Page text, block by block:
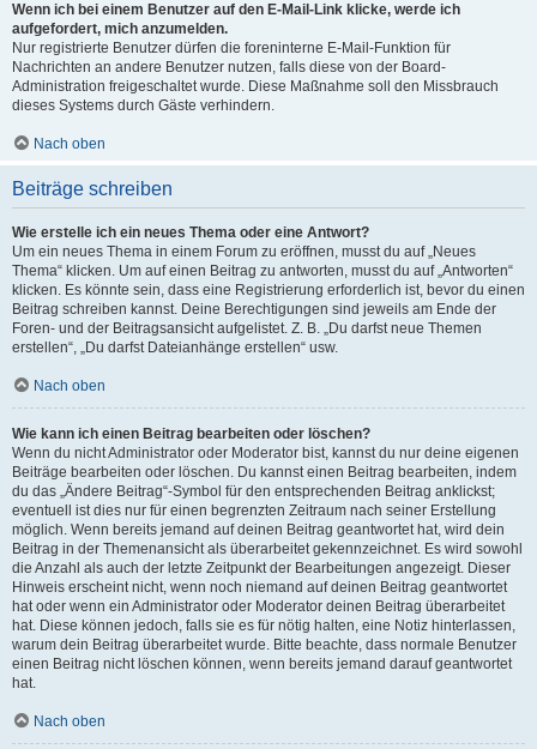
Wenn ich bei einem Benutzer auf den E-Mail-Link klicke, werde ich
aufgefordert, mich anzumelden.
Nur registrierte Benutzer dürfen die foreninterne E-Mail-Funktion für
Nachrichten an andere Benutzer nutzen, falls diese von der Board-
Administration freigeschaltet wurde. Diese Maßnahme soll den Missbrauch
dieses Systems durch Gäste verhindern.
Nach oben
Beiträge schreiben
Wie erstelle ich ein neues Thema oder eine Antwort?
Um ein neues Thema in einem Forum zu eröffnen, musst du auf „Neues
Thema“ klicken. Um auf einen Beitrag zu antworten, musst du auf „Antworten“
klicken. Es könnte sein, dass eine Registrierung erforderlich ist, bevor du einen
Beitrag schreiben kannst. Deine Berechtigungen sind jeweils am Ende der
Foren- und der Beitragsansicht aufgelistet. Z. B. „Du darfst neue Themen
erstellen“, „Du darfst Dateianhänge erstellen“ usw.
Nach oben
Wie kann ich einen Beitrag bearbeiten oder löschen?
Wenn du nicht Administrator oder Moderator bist, kannst du nur deine eigenen
Beiträge bearbeiten oder löschen. Du kannst einen Beitrag bearbeiten, indem
du das „Ändere Beitrag“-Symbol für den entsprechenden Beitrag anklickst;
eventuell ist dies nur für einen begrenzten Zeitraum nach seiner Erstellung
möglich. Wenn bereits jemand auf deinen Beitrag geantwortet hat, wird dein
Beitrag in der Themenansicht als überarbeitet gekennzeichnet. Es wird sowohl
die Anzahl als auch der letzte Zeitpunkt der Bearbeitungen angezeigt. Dieser
Hinweis erscheint nicht, wenn noch niemand auf deinen Beitrag geantwortet
hat oder wenn ein Administrator oder Moderator deinen Beitrag überarbeitet
hat. Diese können jedoch, falls sie es für nötig halten, eine Notiz hinterlassen,
warum dein Beitrag überarbeitet wurde. Bitte beachte, dass normale Benutzer
einen Beitrag nicht löschen können, wenn bereits jemand darauf geantwortet
hat.
Nach oben